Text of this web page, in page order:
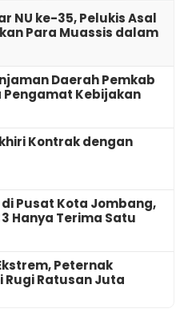
NU ke-35, Pelukis Asal
Para Muassis dalam
Daerah Pemkab
Kebijakan
Kontrak dengan
Pusat Kota Jombang,
Hanya Terima Satu
Peternak
Rugi Ratusan Juta